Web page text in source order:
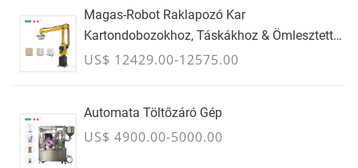
Magas-Robot Raklapozó Kar
Kartondobozokhoz, Táskákhoz & Ömlesztett
Konténerek - JÚLIUS
US$ 12429.00-12575.00
Automata Töltőzáró Gép
US$ 4900.00-5000.00